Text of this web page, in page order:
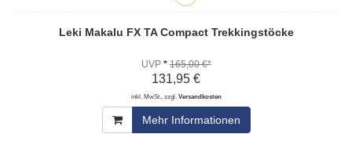
Leki Makalu FX TA Compact Trekkingstöcke
UVP * 165,00 €*
131,95 €
inkl. MwSt., zzgl. Versandkosten
Mehr Informationen